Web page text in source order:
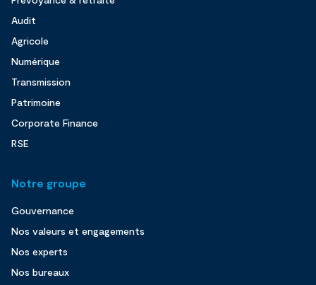
Audit
Agricole
Numérique
Transmission
Patrimoine
Corporate Finance
RSE
Notre groupe
Gouvernance
Nos valeurs et engagements
Nos experts
Nos bureaux